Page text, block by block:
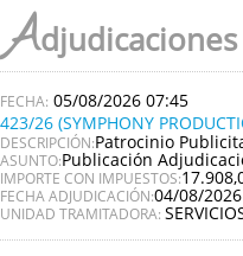
A
05/08/2026 07:45
423/26 (SYMPHONY
DESCRIPCIÓN:Patrocinio
ASUNTO:Publicación
IMPORTE CON IMPUESTOS:
FECHA ADJUDICACIÓN:04/08/2026
UNIDAD TRAMITADORA: